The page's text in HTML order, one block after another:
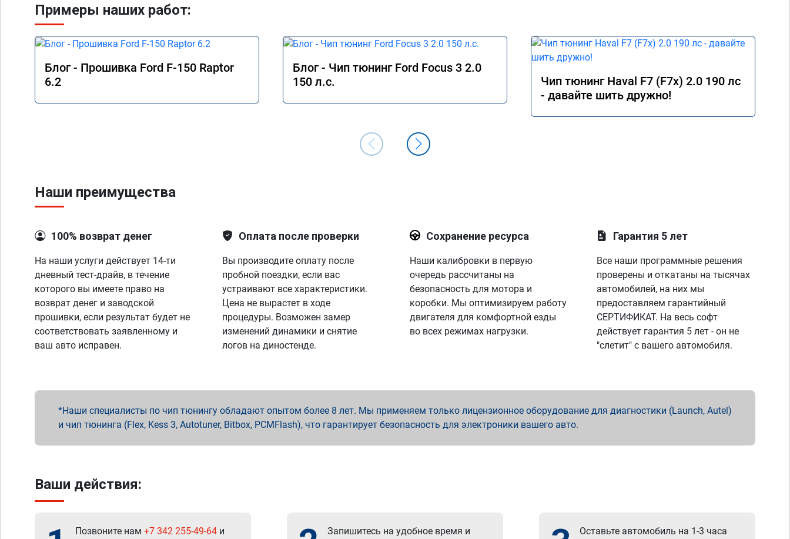
Примеры наших работ:
Блог - Прошивка Ford F-150 Raptor
6.2
Блог - Чип тюнинг Ford Focus 3 2.0
150 л.с.
Чип тюнинг Haval F7 (F7x) 2.0 190 лс
- давайте шить дружно!
Наши преимущества
100% возврат денег
На наши услуги действует 14-ти
дневный тест-драйв, в течение
которого вы имеете право на
возврат денег и заводской
прошивки, если результат будет не
соответствовать заявленному и
ваш авто исправен.
Оплата после проверки
Вы производите оплату после
пробной поездки, если вас
устраивают все характеристики.
Цена не вырастет в ходе
процедуры. Возможен замер
изменений динамики и снятие
логов на диностенде.
Сохранение ресурса
Наши калибровки в первую
очередь рассчитаны на
безопасность для мотора и
коробки. Мы оптимизируем работу
двигателя для комфортной езды
во всех режимах нагрузки.
Гарантия 5 лет
Все наши программные решения
проверены и откатаны на тысячах
автомобилей, на них мы
предоставляем гарантийный
СЕРТИФИКАТ. На весь софт
действует гарантия 5 лет - он не
"слетит" с вашего автомобиля.
Наши специалисты по чип тюнингу обладают опытом более 8 лет. Мы применяем только лицензионное оборудование для диагностики (Launch, Autel)
и чип тюнинга (Flex, Kess 3, Autotuner, Bitbox, PCMFlash), что гарантирует безопасность для электроники вашего авто.
Ваши действия:
Позвоните нам +7 342 255-49-64 и Запишитесь на удобное время и Оставьте автомобиль на 1-3 часа